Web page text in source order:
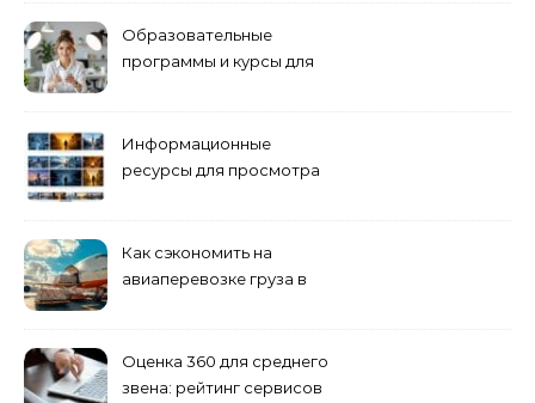
Образовательные
программы и курсы для
Информационные
ресурсы для просмотра
Как сэкономить на
авиаперевозке груза в
Оценка 360 для среднего
звена: рейтинг сервисов